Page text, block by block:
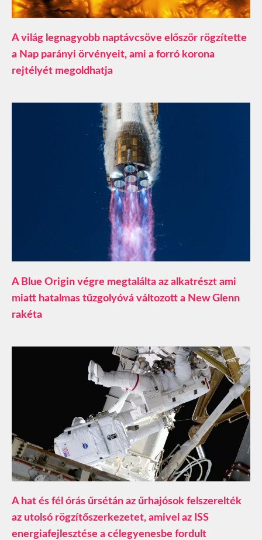
A világ legnagyobb naptávcsöve először rögzítette
a Nap parányi örvényeit, ami a forró korona
rejtélyét megoldhatja
A Blue Origin végre megtalálta az alkatrészt ami
miatt hatalmas tűzgolyóvá változott a New Glenn
rakéta
A hat és fél órás űrsétán az űrhajósok felszerelték
az utolsó rögzítőszerkezetet, amivel az ISS
energiafejlesztése a célegyenesbe fordult